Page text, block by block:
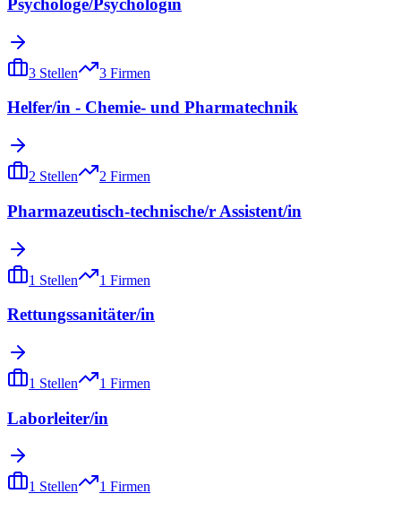
Psychologe/Psychologin
3 Stellen 3 Firmen
Helfer/in - Chemie- und Pharmatechnik
2 Stellen 2 Firmen
Pharmazeutisch-technische/r Assistent/in
1 Stellen 1 Firmen
Rettungssanitäter/in
1 Stellen 1 Firmen
Laborleiter/in
1 Stellen 1 Firmen